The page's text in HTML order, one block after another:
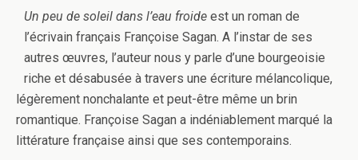
Un peu de soleil dans l’eau froide est un roman de
l’écrivain français Françoise Sagan. A l’instar de ses
autres œuvres, l’auteur nous y parle d’une bourgeoisie
riche et désabusée à travers une écriture mélancolique,
légèrement nonchalante et peut-être même un brin
romantique. Françoise Sagan a indéniablement marqué la
littérature française ainsi que ses contemporains.